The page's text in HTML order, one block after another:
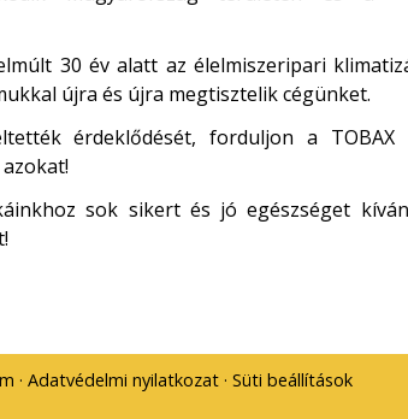
30 év alatt az élelmiszeripari
újra és újra megtisztelik cégünket.
érdeklődését, forduljon a TOBAX
sok sikert és jó egészséget
Adatvédelmi nyilatkozat Süti beállítások